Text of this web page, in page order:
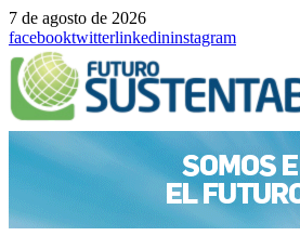
7 de agosto de 2026
facebooktwitterlinkedininstagram